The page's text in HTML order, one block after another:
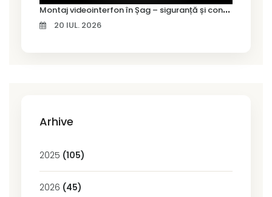
M
ontaj videointerfon în Șag – siguranță și control pentru locuința ta
20 IUL. 2026
Arhive
2025 (105)
2026 (45)